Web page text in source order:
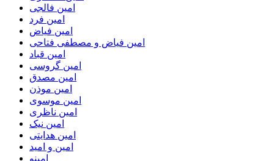
امین فالجی
امین فرد
امین فیاض
امین فیاض و مصطفی فتاحی
امین قباد
امین گروسی
امین مصدق
امین موذن
امین موسوی
امین ناظری
امین نیک
امین هدایتی
امین و امید
امینو